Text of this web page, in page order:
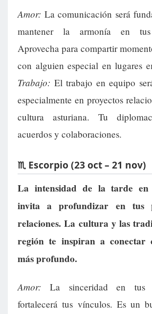
Amor: La comunicación será
mantener la armonía en tus
Aprovecha para compartir
con alguien especial en lugares
Trabajo: El trabajo en equipo
especialmente en proyectos
cultura asturiana. Tu
acuerdos y colaboraciones.
♏ Escorpio (23 oct – 21 nov)
La intensidad de la tarde en
invita a profundizar en tus
relaciones. La cultura y las
región te inspiran a conectar
más profundo.
Amor: La sinceridad en tus
fortalecerá tus vínculos. Es un